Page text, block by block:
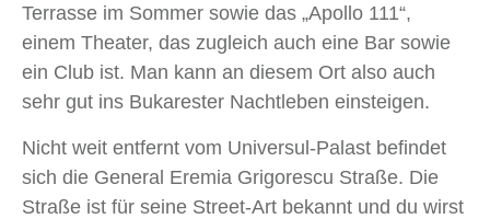
Terrasse im Sommer sowie das „Apollo 111“,
einem Theater, das zugleich auch eine Bar sowie
ein Club ist. Man kann an diesem Ort also auch
sehr gut ins Bukarester Nachtleben einsteigen.
Nicht weit entfernt vom Universul-Palast befindet
sich die General Eremia Grigorescu Straße. Die
Straße ist für seine Street-Art bekannt und du wirst